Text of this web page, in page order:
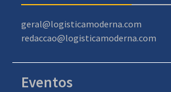
geral@logisticamoderna.com
redaccao@logisticamoderna.com
Eventos